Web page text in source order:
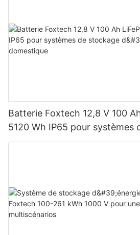
Batterie Foxtech 12,8 V 100
5120 Wh IP65 pour systèmes
d'énergie solaire domestique